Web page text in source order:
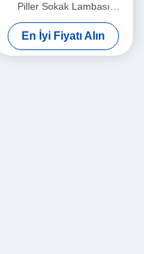
Piller Sokak Lambası
Elektrikli Üç Tekerlekli Bisiklet
Lityum Pil
En İyi Fiyatı Alın